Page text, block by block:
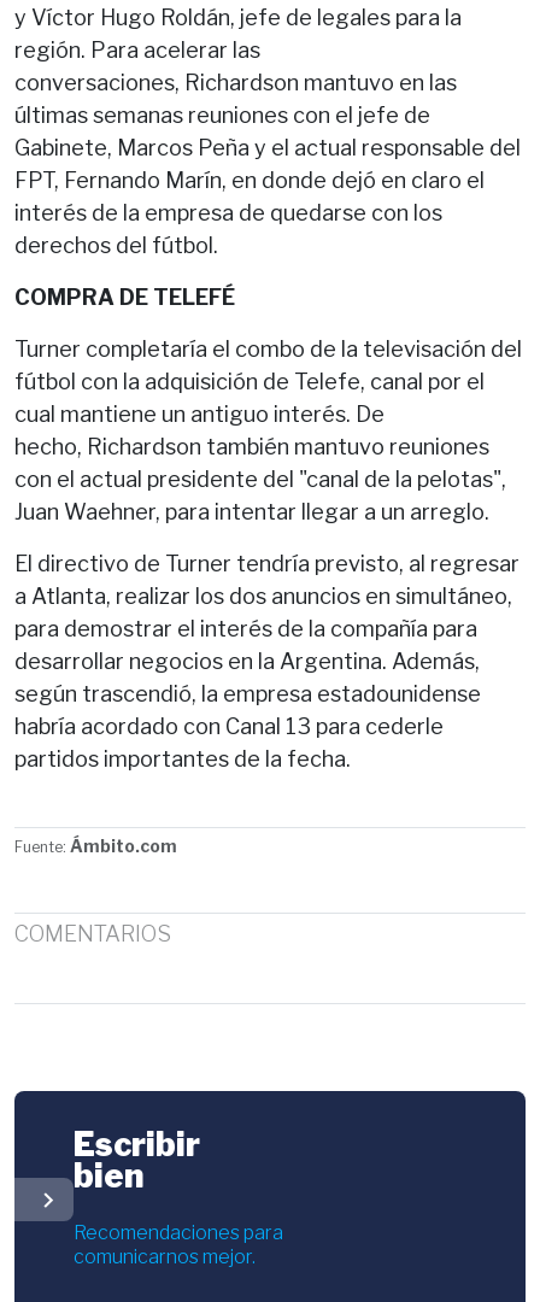
y Víctor Hugo Roldán, jefe de legales para la
región. Para acelerar las
conversaciones, Richardson mantuvo en las
últimas semanas reuniones con el jefe de
Gabinete, Marcos Peña y el actual responsable del
FPT, Fernando Marín, en donde dejó en claro el
interés de la empresa de quedarse con los
derechos del fútbol.
COMPRA DE TELEFÉ
Turner completaría el combo de la televisación del
fútbol con la adquisición de Telefe, canal por el
cual mantiene un antiguo interés. De
hecho, Richardson también mantuvo reuniones
con el actual presidente del "canal de la pelotas",
Juan Waehner, para intentar llegar a un arreglo.
El directivo de Turner tendría previsto, al regresar
a Atlanta, realizar los dos anuncios en simultáneo,
para demostrar el interés de la compañía para
desarrollar negocios en la Argentina. Además,
según trascendió, la empresa estadounidense
habría acordado con Canal 13 para cederle
partidos importantes de la fecha.
Fuente: Ámbito.com
COMENTARIOS
chevron_right
Escribir
bien
Recomendaciones para
comunicarnos mejor.